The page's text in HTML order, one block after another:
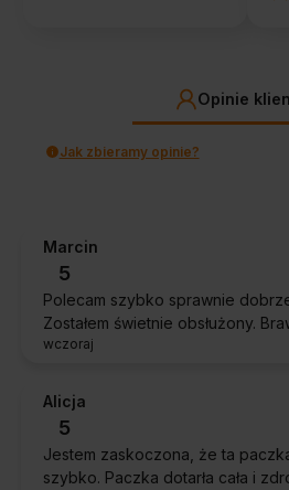
Opinie
Jak zbieramy opinie?
Marcin
5
Polecam szybko sprawnie
Zostałem świetnie obsłużony.
wczoraj
Alicja
5
Jestem zaskoczona, że ta
szybko. Paczka dotarła cała i